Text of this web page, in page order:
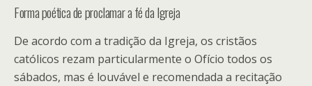
Forma poética de proclamar a fé da Igreja
De acordo com a tradição da Igreja, os cristãos
católicos rezam particularmente o Ofício todos os
sábados, mas é louvável e recomendada a recitação